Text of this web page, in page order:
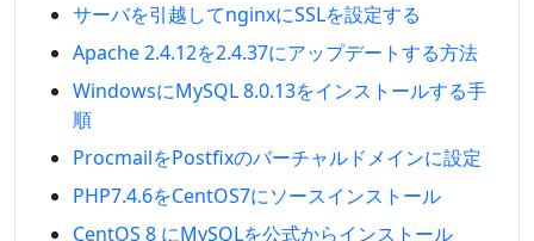
サーバを引越してnginxにSSLを設定する
Apache 2.4.12を2.4.37にアップデートする方法
WindowsにMySQL 8.0.13をインストールする手
順
ProcmailをPostfixのバーチャルドメインに設定
PHP7.4.6をCentOS7にソースインストール
CentOS 8 にMySQLを公式からインストール